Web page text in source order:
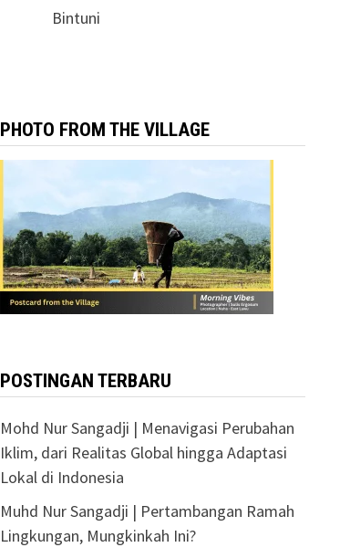
Bintuni
PHOTO FROM THE VILLAGE
POSTINGAN TERBARU
Mohd Nur Sangadji | Menavigasi Perubahan
Iklim, dari Realitas Global hingga Adaptasi
Lokal di Indonesia
Muhd Nur Sangadji | Pertambangan Ramah
Lingkungan, Mungkinkah Ini?